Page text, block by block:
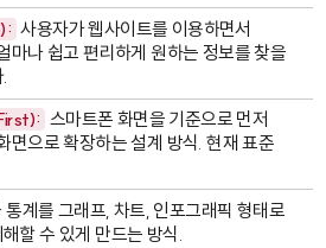
사용자가 웹사이트를 이용하면서
마나 쉽고 편리하게 원하는 정보를 찾을
스마트폰 화면을 기준으로 먼저
면으로 확장하는 설계 방식. 현재 표준
통계를 그래프, 차트, 인포그래픽 형태로
할 수 있게 만드는 방식.